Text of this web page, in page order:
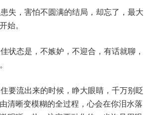
失，害怕不圆满的结局，却忘了，最大
始。
状态是，不嫉妒，不迎合，有话就聊，
要流出来的时候，睁大眼睛，千万别眨
清晰变模糊的全过程，心会在你泪水落